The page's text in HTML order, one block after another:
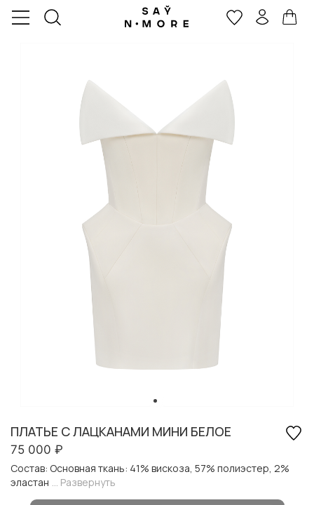
ПЛАТЬЕ С ЛАЦКАНАМИ МИНИ БЕЛОЕ
75 000 ₽
Состав: Основная ткань: 41% вискоза, 57% полиэстер, 2%
эластан
... Развернуть